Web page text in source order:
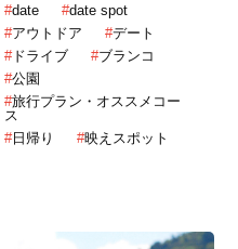
#date #date spot
#アウトドア #デート
#ドライブ #ブランコ
#公園
#旅行プラン・オススメコー
ス
#日帰り #映えスポット